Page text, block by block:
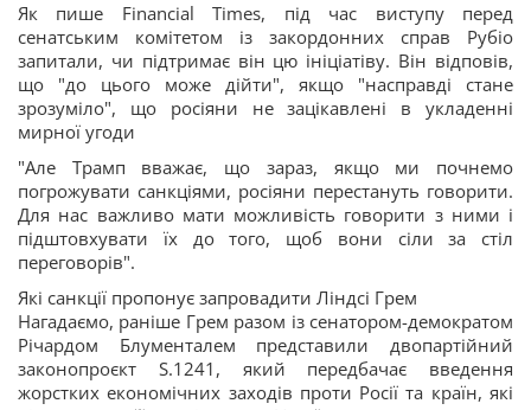
Як пише Financial Times, під час виступу перед
сенатським комітетом із закордонних справ Рубіо
запитали, чи підтримає він цю ініціатіву. Він відповів,
що "до цього може дійти", якщо "насправді стане
зрозуміло", що росіяни не зацікавлені в укладенні
мирної угоди
"Але Трамп вважає, що зараз, якщо ми почнемо
погрожувати санкціями, росіяни перестануть говорити.
Для нас важливо мати можливість говорити з ними і
підштовхувати їх до того, щоб вони сіли за стіл
переговорів".
Які санкції пропонує запровадити Ліндсі Грем
Нагадаємо, раніше Грем разом із сенатором-демократом
Річардом Блументалем представили двопартійний
законопроєкт S.1241, який передбачає введення
жорстких економічних заходів проти Росії та країн, які